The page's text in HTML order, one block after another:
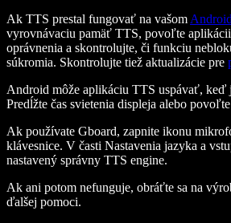
Ak TTS prestal fungovať na vašom Android
vyrovnávaciu pamäť TTS, povoľte
oprávnenia a skontrolujte, či funkciu
súkromia. Skontrolujte tiež aktualizácie pre
Android môže aplikáciu TTS uspávať, keď
Predĺžte čas svietenia displeja alebo
Ak používate Gboard, zapnite ikonu
klávesnice. V časti Nastavenia jazyka a
nastavený správny TTS engine.
Ak ani potom nefunguje, obráťte sa na
ďalšej pomoci.